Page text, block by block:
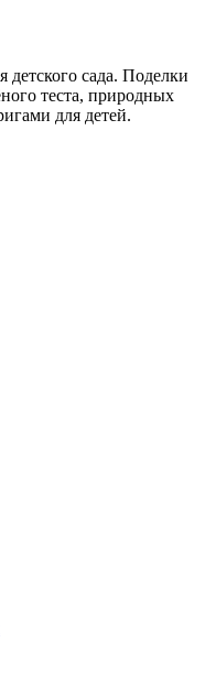
сада. Поделки
теста, природных
для детей.